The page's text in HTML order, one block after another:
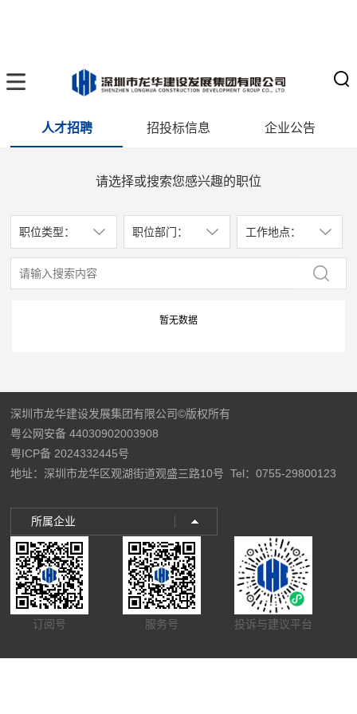
人才招聘 招投标信息 企业公告
请选择或搜索您感兴趣的职位
职位类型： 职位部门： 工作地点：
暂无数据
深圳市龙华建设发展集团有限公司©版权所有
粤公网安备 44030902003908
粤ICP备 2024332445号
地址：深圳市龙华区观湖街道观盛三路10号 Tel：0755-29800123
所属企业
订阅号 服务号 投诉与建议平台